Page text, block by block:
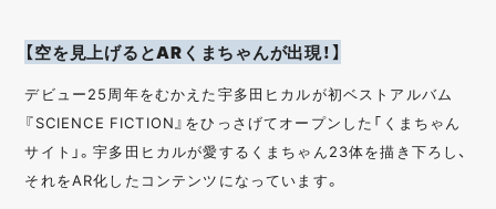
【空を見上げるとARくまちゃんが出現！】
デビュー25周年をむかえた宇多田ヒカルが初ベストアルバム
『SCIENCE FICTION』をひっさげてオープンした「くまちゃん
サイト」。宇多田ヒカルが愛するくまちゃん23体を描き下ろし、
それをAR化したコンテンツになっています。